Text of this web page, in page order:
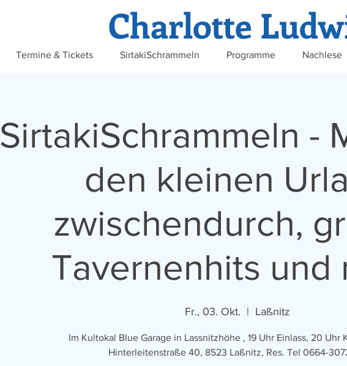
Charlotte
Termine & Tickets SirtakiSchrammeln Programme Nachlese
SirtakiSchrammeln -
den kleinen
zwischendurch,
Tavernenhits und
Fr., 03. Okt.
  |
Laßnitz
Im Kultokal Blue Garage in Lassnitzhöhe , 19 Uhr Einlass, 20 Uhr
Hinterleitenstraße 40, 8523 Laßnitz, Res. Tel 0664-